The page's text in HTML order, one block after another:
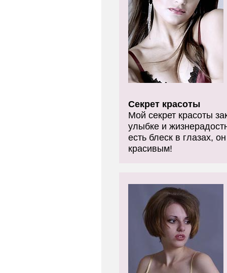
Секрет красоты
Мой секрет красоты
улыбке и
есть блеск в глазах,
красивым!